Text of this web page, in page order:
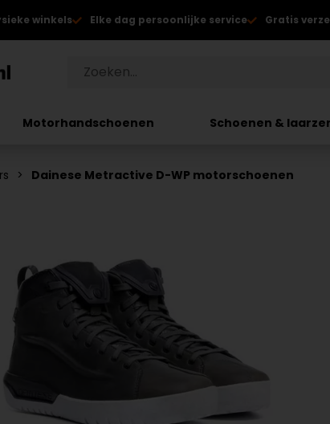
winkels Elke dag persoonlijke service Gratis
Motorhandschoenen Schoenen &
Dainese Metractive D-WP motorschoenen